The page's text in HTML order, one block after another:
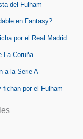
del Fulham
en Fantasy?
por el Real Madrid
La Coruña
a la Serie A
por el Fulham